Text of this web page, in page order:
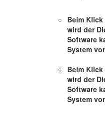
Beim
wird der
Software
System
Beim
wird der
Software
System